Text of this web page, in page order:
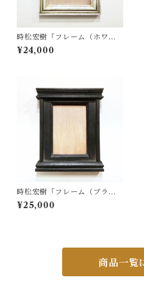
時松宏樹「フレーム（ホワイ
ト・A4サイズ）」
¥24,000
時松宏樹「フレーム（ブラッ
ク祭壇・A5サイズ）」
¥25,000
商品一覧